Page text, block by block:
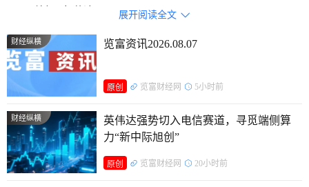
美编 | 倩倩
审核 | 颂文
近日，康泰生物交出了一份“增收不增利”的成绩单。2025
年上半年，公司营收13.9亿元，同比增长15.8%，归母净利润
却暴跌77%至3753万元。
展开阅读全文 
财经纵横 览富资讯2026.08.07
原创 览富财经网 5小时前
财经纵横
英伟达强势切入电信赛道，寻觅端侧算
力“新中际旭创”
原创 览富财经网 20小时前